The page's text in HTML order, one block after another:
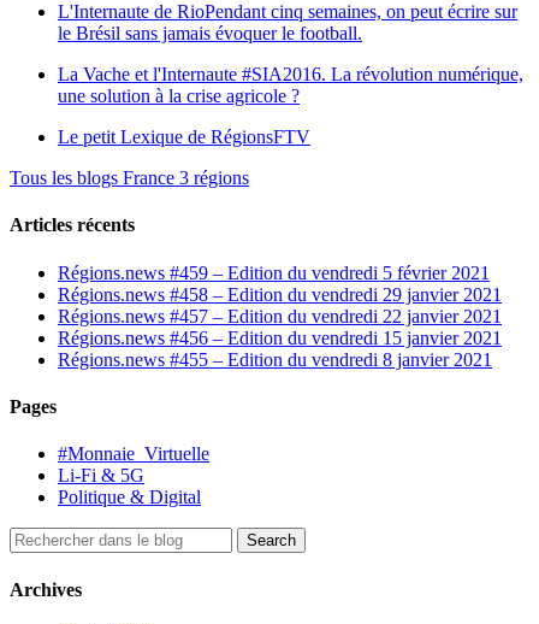
L'Internaute de RioPendant cinq semaines, on peut écrire sur
le Brésil sans jamais évoquer le football.
La Vache et l'Internaute #SIA2016. La révolution numérique,
une solution à la crise agricole ?
Le petit Lexique de RégionsFTV
Tous les blogs France 3 régions
Articles récents
Régions.news #459 – Edition du vendredi 5 février 2021
Régions.news #458 – Edition du vendredi 29 janvier 2021
Régions.news #457 – Edition du vendredi 22 janvier 2021
Régions.news #456 – Edition du vendredi 15 janvier 2021
Régions.news #455 – Edition du vendredi 8 janvier 2021
Pages
#Monnaie_Virtuelle
Li-Fi & 5G
Politique & Digital
Archives